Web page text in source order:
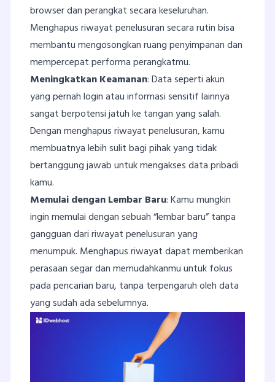
browser dan perangkat secara keseluruhan.
Menghapus riwayat penelusuran secara rutin bisa
membantu mengosongkan ruang penyimpanan dan
mempercepat performa perangkatmu.
Meningkatkan Keamanan: Data seperti akun
yang pernah login atau informasi sensitif lainnya
sangat berpotensi jatuh ke tangan yang salah.
Dengan menghapus riwayat penelusuran, kamu
membuatnya lebih sulit bagi pihak yang tidak
bertanggung jawab untuk mengakses data pribadi
kamu.
Memulai dengan Lembar Baru: Kamu mungkin
ingin memulai dengan sebuah “lembar baru” tanpa
gangguan dari riwayat penelusuran yang
menumpuk. Menghapus riwayat dapat memberikan
perasaan segar dan memudahkanmu untuk fokus
pada pencarian baru, tanpa terpengaruh oleh data
yang sudah ada sebelumnya.